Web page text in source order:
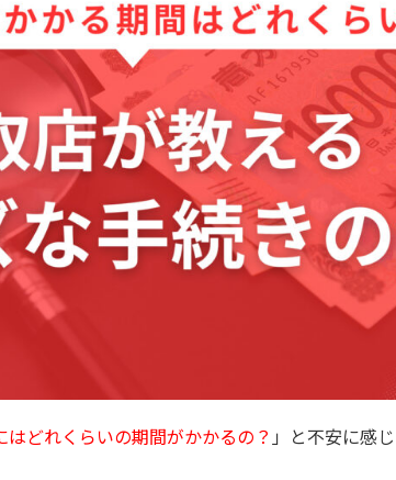
はどれくらいの期間がかかるの？ 」と不安に感